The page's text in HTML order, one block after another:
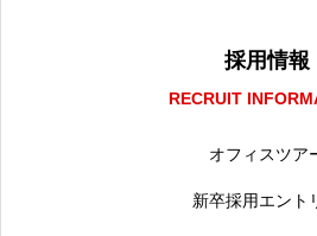
採用情報
RECRUIT
オフィスツア
新卒採用エント